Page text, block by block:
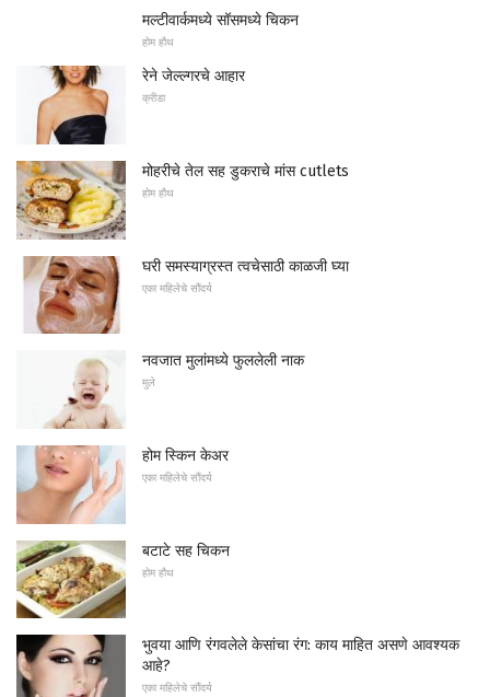
मल्टीवार्कमध्ये सॉसमध्ये चिकन
होम हौथ
रेने जेल्ल्गरचे आहार
क्रीडा
मोहरीचे तेल सह डुकराचे मांस cutlets
होम हौथ
घरी समस्याग्रस्त त्वचेसाठी काळजी घ्या
एका महिलेचे सौंदर्य
नवजात मुलांमध्ये फुललेली नाक
मुले
होम स्किन केअर
एका महिलेचे सौंदर्य
बटाटे सह चिकन
होम हौथ
भुवया आणि रंगवलेले केसांचा रंग: काय माहित असणे आवश्यक
आहे?
एका महिलेचे सौंदर्य